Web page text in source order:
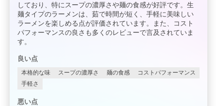
しており、特にスープの濃厚さや麺の食感が好評です。生
麺タイプのラーメンは、茹で時間が短く、手軽に美味しい
ラーメンを楽しめる点が評価されています。また、コスト
パフォーマンスの良さも多くのレビューで言及されていま
す。
良い点
本格的な味 スープの濃厚さ 麺の食感
コストパフォーマンス
手軽さ
悪い点